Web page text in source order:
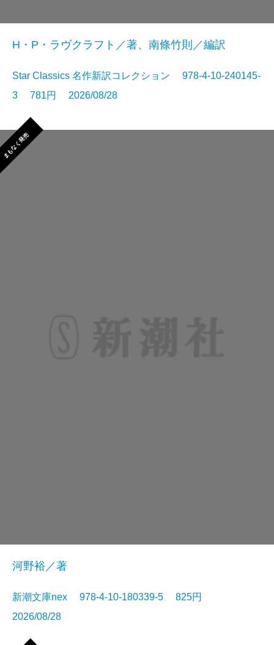
H・P・ラヴクラフト／著、南條竹則／編訳
Star Classics 名作新訳コレクション 978-4-10-240145-
3 781円 2026/08/28
まもなく発売
河野裕／著
新潮文庫nex 978-4-10-180339-5 825円
2026/08/28